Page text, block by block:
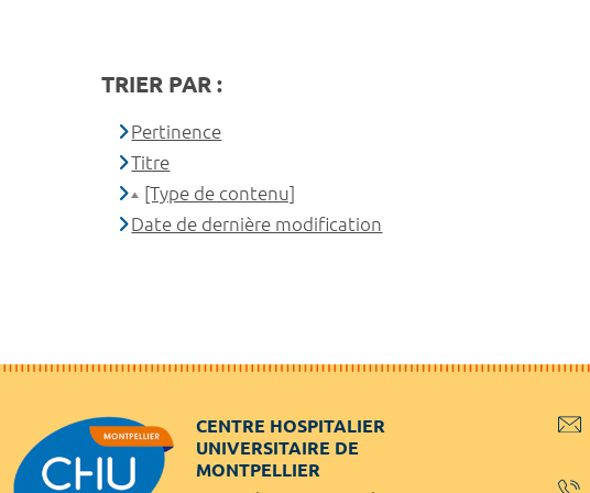
TRIER PAR :
Pertinence
Titre
[Type de contenu]
Date de dernière modification
CENTRE HOSPITALIER
UNIVERSITAIRE DE
MONTPELLIER